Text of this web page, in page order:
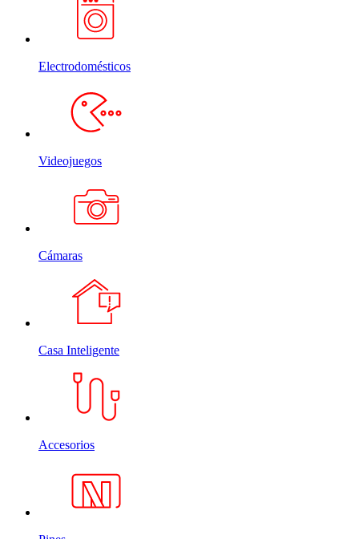
Electrodomésticos
Videojuegos
Cámaras
Casa Inteligente
Accesorios